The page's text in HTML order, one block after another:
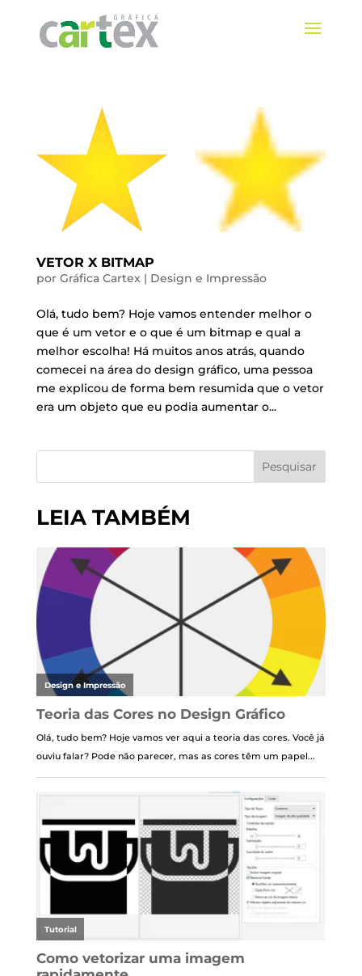
VETOR X BITMAP
por Gráfica Cartex | Design e Impressão
Olá, tudo bem? Hoje vamos entender melhor o
que é um vetor e o que é um bitmap e qual a
melhor escolha! Há muitos anos atrás, quando
comecei na área do design gráfico, uma pessoa
me explicou de forma bem resumida que o vetor
era um objeto que eu podia aumentar o...
Pesquisar
LEIA TAMBÉM